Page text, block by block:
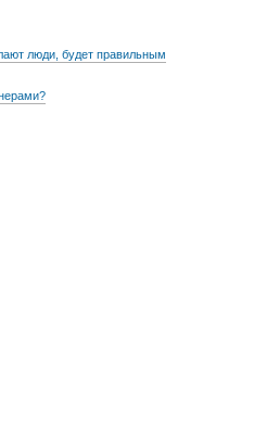
люди, будет правильным